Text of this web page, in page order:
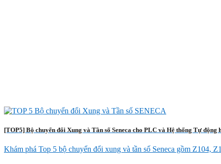
[TOP5] Bộ chuyển đổi Xung và Tần số Seneca cho PLC và Hệ thống Tự động
Khám phá Top 5 bộ chuyển đổi xung và tần số Seneca gồm Z104,